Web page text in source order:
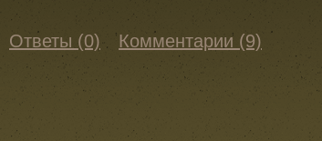
Ответы (0) Комментарии (9)